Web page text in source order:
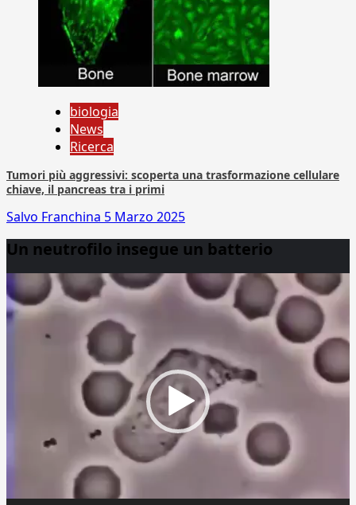
biologia
News
Ricerca
Tumori più aggressivi: scoperta una trasformazione cellulare
chiave, il pancreas tra i primi
Salvo Franchina 5 Marzo 2025
Un neutrofilo insegue un batterio
Player